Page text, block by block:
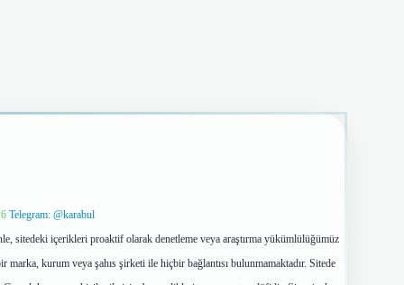
Telegram: @karabul
sitedeki içerikleri proaktif olarak denetleme veya araştırma yükümlülüğümüz
kurum veya şahıs şirketi ile hiçbir bağlantısı bulunmamaktadır. Sitede